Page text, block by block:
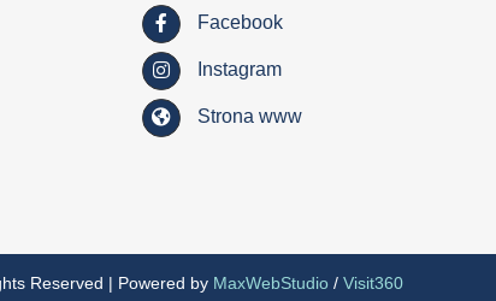
Facebook
Instagram
Strona www
Reserved | Powered by MaxWebStudio/ Visit360